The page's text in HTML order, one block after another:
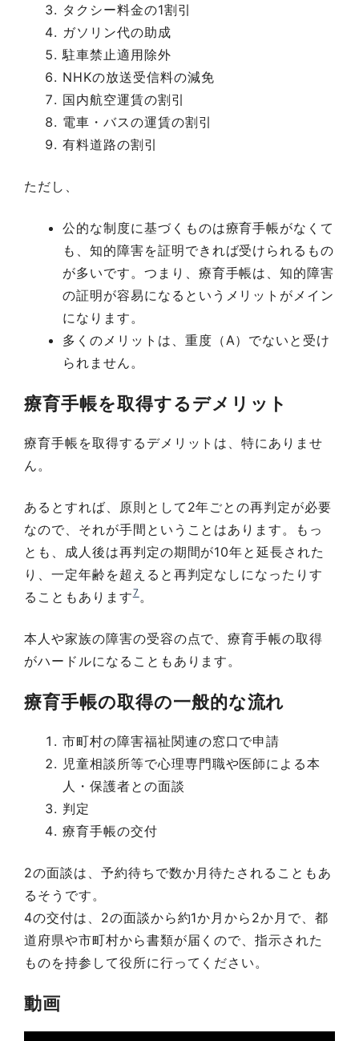
タクシー料金の1割引
ガソリン代の助成
駐車禁止適用除外
NHKの放送受信料の減免
国内航空運賃の割引
電車・バスの運賃の割引
有料道路の割引
ただし、
公的な制度に基づくものは療育手帳がなくて
も、知的障害を証明できれば受けられるもの
が多いです。つまり、療育手帳は、知的障害
の証明が容易になるというメリットがメイン
になります。
多くのメリットは、重度（A）でないと受け
られません。
療育手帳を取得するデメリット
療育手帳を取得するデメリットは、特にありませ
ん。
あるとすれば、原則として2年ごとの再判定が必要
なので、それが手間ということはあります。もっ
とも、成人後は再判定の期間が10年と延長された
り、一定年齢を超えると再判定なしになったりす
ることもあります7。
本人や家族の障害の受容の点で、療育手帳の取得
がハードルになることもあります。
療育手帳の取得の一般的な流れ
市町村の障害福祉関連の窓口で申請
児童相談所等で心理専門職や医師による本
人・保護者との面談
判定
療育手帳の交付
2の面談は、予約待ちで数か月待たされることもあ
るそうです。
4の交付は、2の面談から約1か月から2か月で、都
道府県や市町村から書類が届くので、指示された
ものを持参して役所に行ってください。
動画